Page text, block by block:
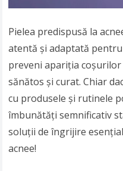
Pielea predispusă la
atentă și adaptată
preveni apariția
sănătos și curat. Chiar
cu produsele și rutinele
îmbunătăți semnificativ
soluții de îngrijire
acnee!